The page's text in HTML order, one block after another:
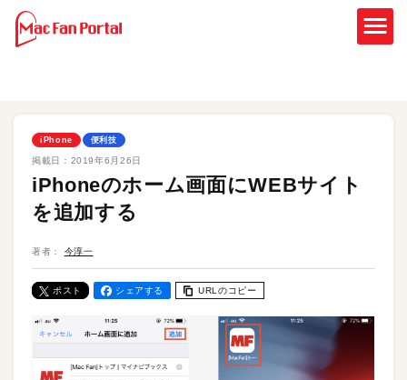
iPhone 便利技
掲載日： 2019年6月26日
iPhoneのホーム画面にWEBサイト
を追加する
著者： 今淳一
ポスト シェアする URLのコピー